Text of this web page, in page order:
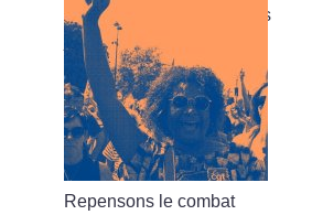
vendredi 07 août 2026, les
journées d’été de l’UCL
Repensons le combat